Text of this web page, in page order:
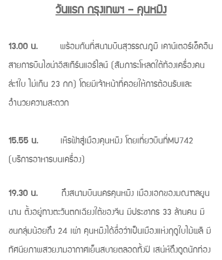
วันแรก กรุงเทพฯ – คุนหมิง
13.00 น. พร้อมกันที่สนามบินสุวรรณภูมิ เคาน์เตอร์เช็คอิน
สายการบินไชน่าอีสเทิร์นแอร์ไลน์ (สัมภาระโหลดใต้ท้องเครื่องคน
ล่ะ1ใบ ไม่เกิน 23 กก) โดยมีเจ้าหน้าที่คอยให้การต้อนรับและ
อำนวยความสะดวก
15.55 น. เหิรฟ้าสู่เมืองคุนหมิง โดยเที่ยวบินที่MU742
(บริการอาหารบนเครื่อง)
19.30 น.
ถึงสนามบินนครคุนหมิง เมืองเอกของมณฑลยูน
นาน ตั้งอยู่ทางตะวันตกเฉียงใต้ของจีน มีประชากร 33 ล้านคน มี
ชนกลุ่มน้อยถึง 24 เผ่า คุนหมิงได้ชื่อว่าเป็นเมืองแห่งฤดูใบไม้ผลิ มี
ทัศนียภาพสวยงามอากาศเย็นสบายตลอดทั้งปี เสน่ห์ดึงดูดนักท่อง